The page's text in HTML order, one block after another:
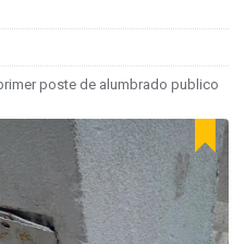
poste de alumbrado publico